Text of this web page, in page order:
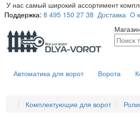
У нас самый широкий ассортимент
Поддержка: 8 495 150 27 38 Доставка О
Автоматика для ворот Ворота
Комплектующие для ворот